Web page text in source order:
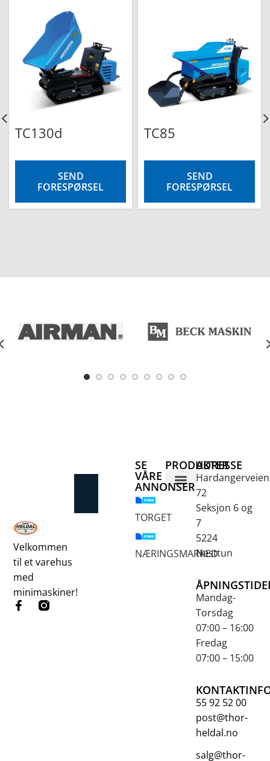
TC130d
SEND
FORESPØRSEL
TC85
SEND
FORESPØRSEL
Velkommen
til et varehus
med
minimaskiner!
ADRESSE
Hardangerveien
72
Seksjon 6 og
7
5224
Nesttun
Mandag-
Torsdag
07:00 – 16:00
Fredag
07:00 – 15:00
55 92 52 00
post@thor-
heldal.no
salg@thor-
PRODUKTER
SE
VÅRE
ANNONSER
TORGET
NÆRINGSMARKED